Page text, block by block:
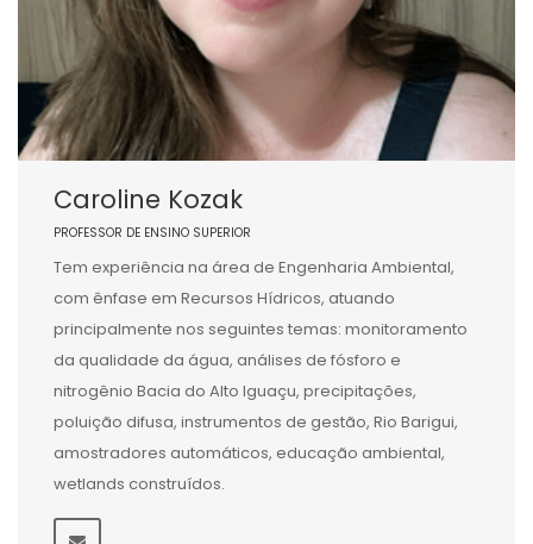
Caroline Kozak
PROFESSOR DE ENSINO SUPERIOR
Tem experiência na área de Engenharia Ambiental,
com ênfase em Recursos Hídricos, atuando
principalmente nos seguintes temas: monitoramento
da qualidade da água, análises de fósforo e
nitrogênio Bacia do Alto Iguaçu, precipitações,
poluição difusa, instrumentos de gestão, Rio Barigui,
amostradores automáticos, educação ambiental,
wetlands construídos.